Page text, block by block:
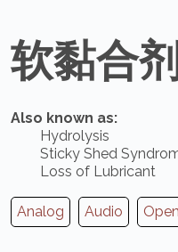
软黏合
Also known as:
Hydrolysis
Sticky Shed
Loss of Lubricant
Analog Audio